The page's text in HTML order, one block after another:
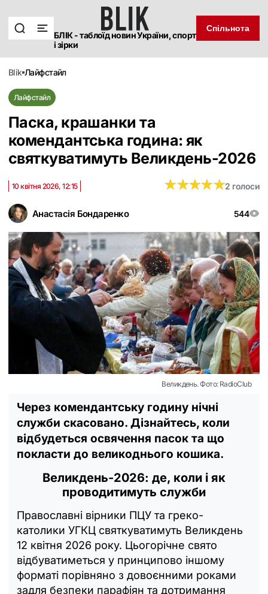
БЛІК - таблоїд новин України, спорт
і зірки
Спільнота
blik лайфстайл
Лайфстайл
Паска, крашанки та
комендантська година: як
святкуватимуть Великдень-2026
Анастасія Бондаренко 544
10 квітня 2026, 12:15 ★★★★★
★★★★★2 голоси
Великдень. Фото: RadioClub
Через комендантську годину нічні
служби скасовано. Дізнайтесь, коли
відбудеться освячення пасок та що
покласти до великоднього кошика.
Великдень-2026: де, коли і як
проводитимуть служби
Православні вірники ПЦУ та греко-
католики УГКЦ святкуватимуть Великдень
12 квітня 2026 року. Цьогорічне свято
відбуватиметься у принципово іншому
форматі порівняно з довоєнними роками
задля безпеки парафіян та дотримання